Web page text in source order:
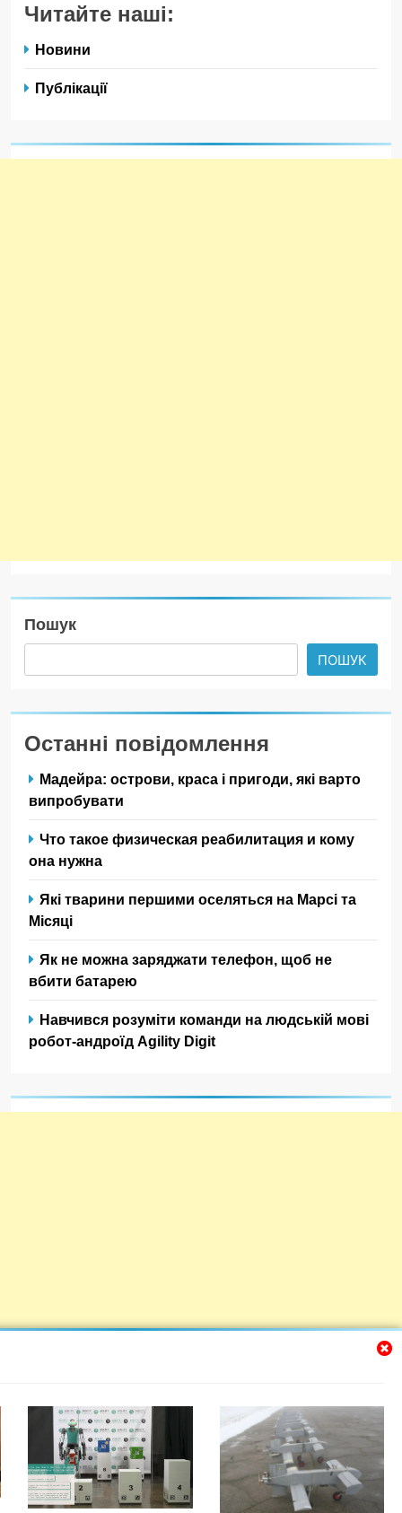
Читайте наші:
Новини
Публікації
Пошук
ПОШУК
Останні повідомлення
Мадейра: острови, краса і пригоди, які варто
випробувати
Что такое физическая реабилитация и кому
она нужна
Які тварини першими оселяться на Марсі та
Місяці
Як не можна заряджати телефон, щоб не
вбити батарею
Навчився розуміти команди на людській мові
робот-андроїд Agility Digit